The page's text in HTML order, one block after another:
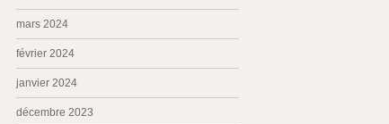
mars 2024
février 2024
janvier 2024
décembre 2023